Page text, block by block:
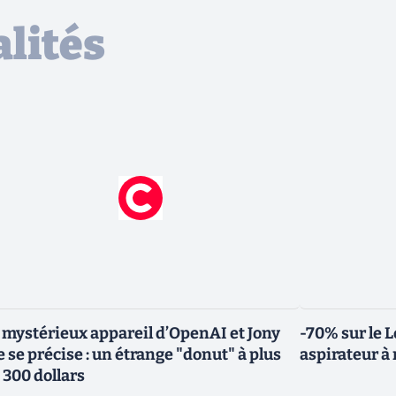
mystérieux appareil d’OpenAI et Jony
se précise : un étrange "donut" à plus
300 dollars
-70% sur le
aspirateur à